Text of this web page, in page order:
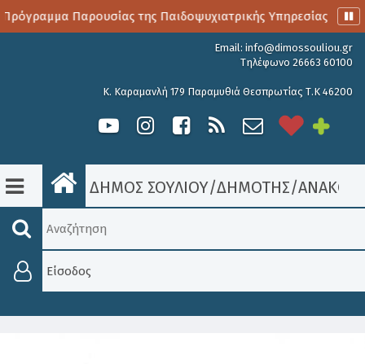
Παρουσίας της Παιδοψυχιατρικής Υπηρεσίας
Email: info@dimossouliou.gr
Τηλέφωνο 26663 60100
Κ. Καραμανλή 179 Παραμυθιά Θεσπρωτίας Τ.Κ 46200
ΔΗΜΟΣ ΣΟΥΛΙΟΥ/ΔΗΜΟΤΗΣ/
Είσοδος